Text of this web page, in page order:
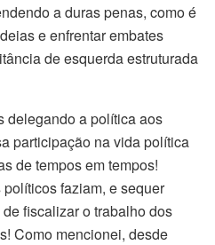
a duras penas, como é
e enfrentar embates
de esquerda estruturada
delegando a política aos
participação na vida política
de tempos em tempos!
faziam, e sequer
fiscalizar o trabalho dos
Como mencionei, desde